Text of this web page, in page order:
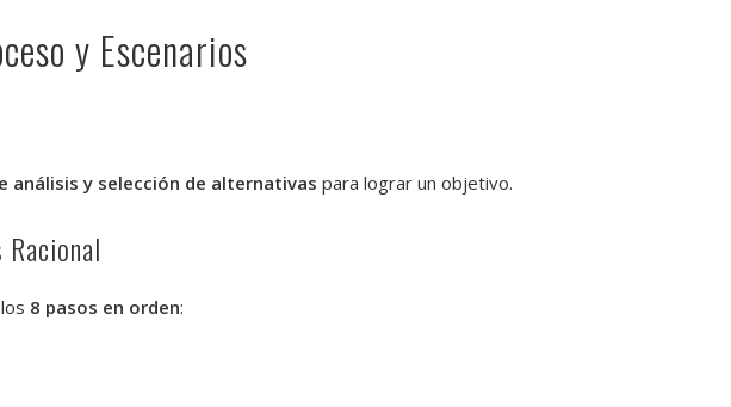
y Escenarios
análisis y selección de alternativas para lograr un objetivo.
8 pasos en orden: